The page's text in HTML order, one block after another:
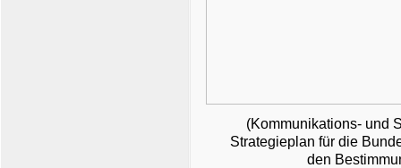
(Kommunikations- und
Strategieplan für die
den